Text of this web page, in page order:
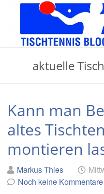
Skip
content
Tischtennis
aktuelle
Kann man
altes
montieren
Geschrieben
von
Markus Thies am
Noch keine Kommentare